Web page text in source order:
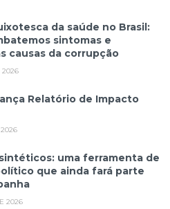
da saúde no Brasil:
sintomas e
causas da corrupção
2026
lança Relatório de Impacto
uma ferramenta de
que ainda fará parte
2026